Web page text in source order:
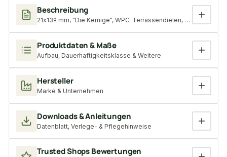
Beschreibung
21x139 mm, "Die Kernige", WPC-Terrassendielen,
Produktdaten & Maße
Aufbau, Dauerhaftigkeitsklasse & Weitere
Hersteller
Marke & Unternehmen
Downloads & Anleitungen
Datenblatt, Verlege- & Pflegehinweise
Trusted Shops Bewertungen